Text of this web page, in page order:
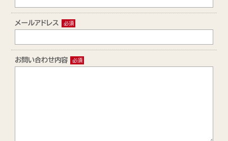
メールアドレス
お問い合わせ内容